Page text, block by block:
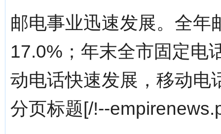
邮电事业迅速发展。全年
17.0%；年末全市固定电
动电话快速发展，移动电
分页标题[/!--